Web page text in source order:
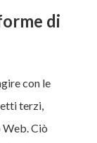
di
con le
terzi,
Ciò